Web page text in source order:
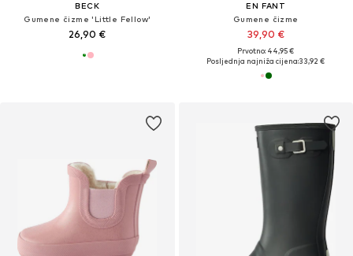
BECK
Gumene čizme 'Little Fellow'
26,90 €
EN FANT
Gumene čizme
39,90 €
Prvotno: 44,95 €
Posljednja najniža cijena:33,92 €